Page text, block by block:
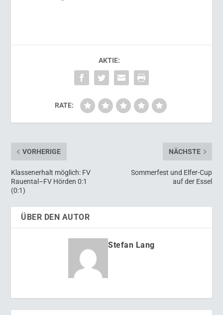
AKTIE:
RATE:
VORHERIGE
Klassenerhalt möglich: FV
Rauental–FV Hörden 0:1
(0:1)
NÄCHSTE
Sommerfest und Elfer-Cup
auf der Essel
ÜBER DEN AUTOR
Stefan Lang